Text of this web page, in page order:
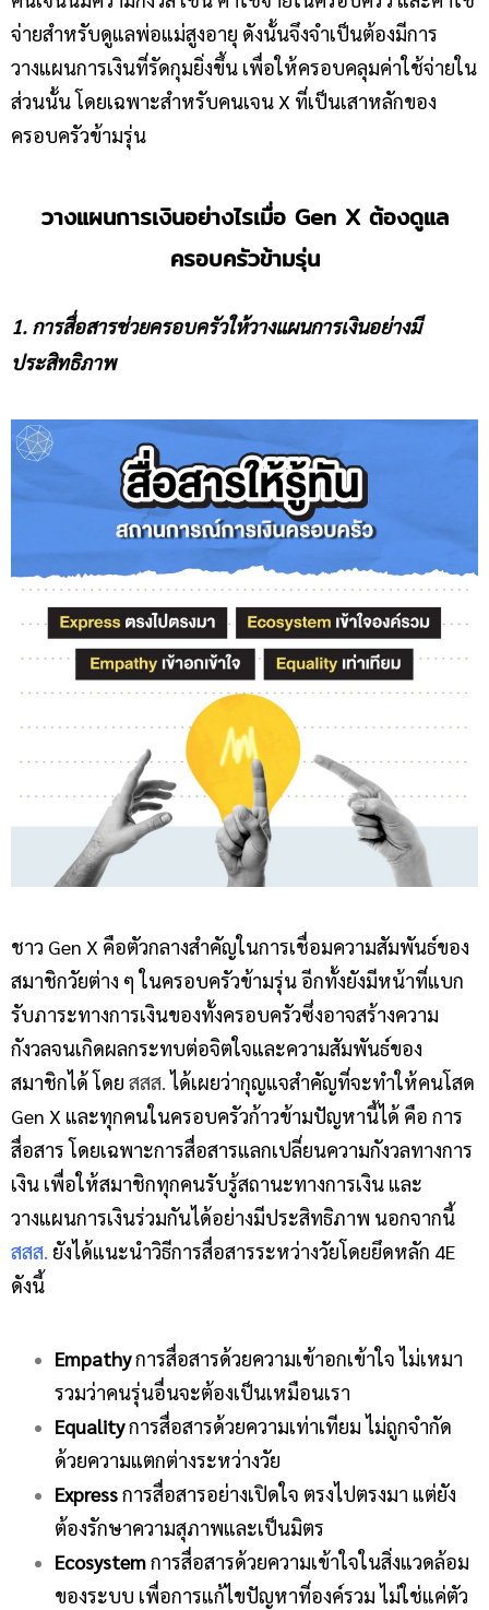
จ่ายสำหรับดูแลพ่อแม่สูงอายุ ดังนั้นจึงจำเป็นต้องมีการ
วางแผนการเงินที่รัดกุมยิ่งขึ้น เพื่อให้ครอบคลุมค่าใช้จ่ายใน
ส่วนนั้น โดยเฉพาะสำหรับคนเจน X ที่เป็นเสาหลักของ
ครอบครัวข้ามรุ่น
วางแผนการเงินอย่างไรเมื่อ Gen X ต้องดูแล
ครอบครัวข้ามรุ่น
1. การสื่อสารช่วยครอบครัวให้วางแผนการเงินอย่างมี
ประสิทธิภาพ
ชาว Gen X คือตัวกลางสำคัญในการเชื่อมความสัมพันธ์ของ
สมาชิกวัยต่าง ๆ ในครอบครัวข้ามรุ่น อีกทั้งยังมีหน้าที่แบก
รับภาระทางการเงินของทั้งครอบครัวซึ่งอาจสร้างความ
กังวลจนเกิดผลกระทบต่อจิตใจและความสัมพันธ์ของ
สมาชิกได้ โดย สสส. ได้เผยว่ากุญแจสำคัญที่จะทำให้คนโสด
Gen X และทุกคนในครอบครัวก้าวข้ามปัญหานี้ได้ คือ การ
สื่อสาร โดยเฉพาะการสื่อสารแลกเปลี่ยนความกังวลทางการ
เงิน เพื่อให้สมาชิกทุกคนรับรู้สถานะทางการเงิน และ
วางแผนการเงินร่วมกันได้อย่างมีประสิทธิภาพ นอกจากนี้
สสส. ยังได้แนะนำวิธีการสื่อสารระหว่างวัยโดยยึดหลัก 4E
ดังนี้
Empathyการสื่อสารด้วยความเข้าอกเข้าใจ ไม่เหมา
รวมว่าคนรุ่นอื่นจะต้องเป็นเหมือนเรา
Equalityการสื่อสารด้วยความเท่าเทียม ไม่ถูกจำกัด
ด้วยความแตกต่างระหว่างวัย
Expressการสื่อสารอย่างเปิดใจ ตรงไปตรงมา แต่ยัง
ต้องรักษาความสุภาพและเป็นมิตร
Ecosystemการสื่อสารด้วยความเข้าใจในสิ่งแวดล้อม
ของระบบ เพื่อการแก้ไขปัญหาที่องค์รวม ไม่ใช่แค่ตัว